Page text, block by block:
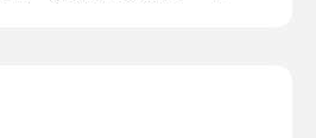
広告運用から広告作りまで経